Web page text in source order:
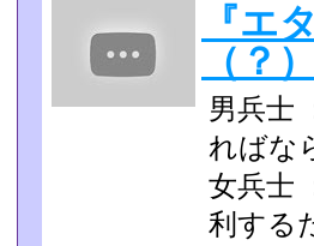
『エ
（？
男兵士
ればな
女兵士
利する